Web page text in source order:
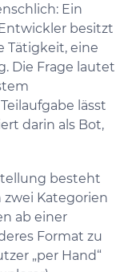
Ein
besitzt
Tätigkeit, eine
Die Frage lautet
lässt
darin als Bot,
besteht
Kategorien
ab einer
Format zu
„per Hand“